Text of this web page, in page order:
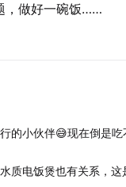
，做好一碗饭……
的小伙伴😅现在倒是吃
质电饭煲也有关系，这